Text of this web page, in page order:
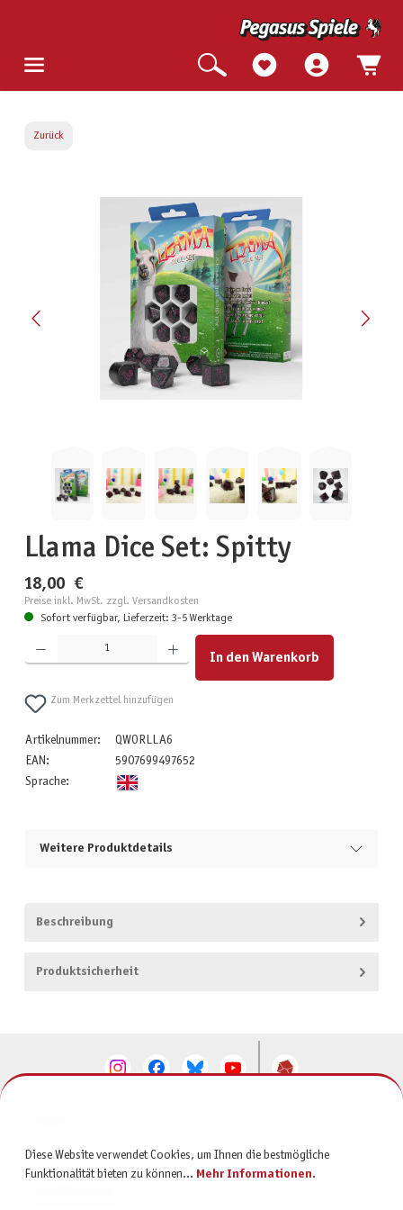
Zurück
Bildergalerie überspringen
Llama Dice Set: Spitty
18,00 €
Preise inkl. MwSt. zzgl. Versandkosten
Sofort verfügbar, Lieferzeit: 3-5 Werktage
Produkt Anzahl: Gib den gewünschten Wert ein oder benutze die Schaltflächen um die Anzahl zu
In den Warenkorb
Zum Merkzettel hinzufügen
Artikelnummer:
QWORLLA6
EAN:
5907699497652
Sprache:
Weitere Produktdetails
Beschreibung
Produktsicherheit
SERVICE
Diese Website verwendet Cookies, um Ihnen die bestmögliche
Funktionalität bieten zu können... Mehr Informationen.